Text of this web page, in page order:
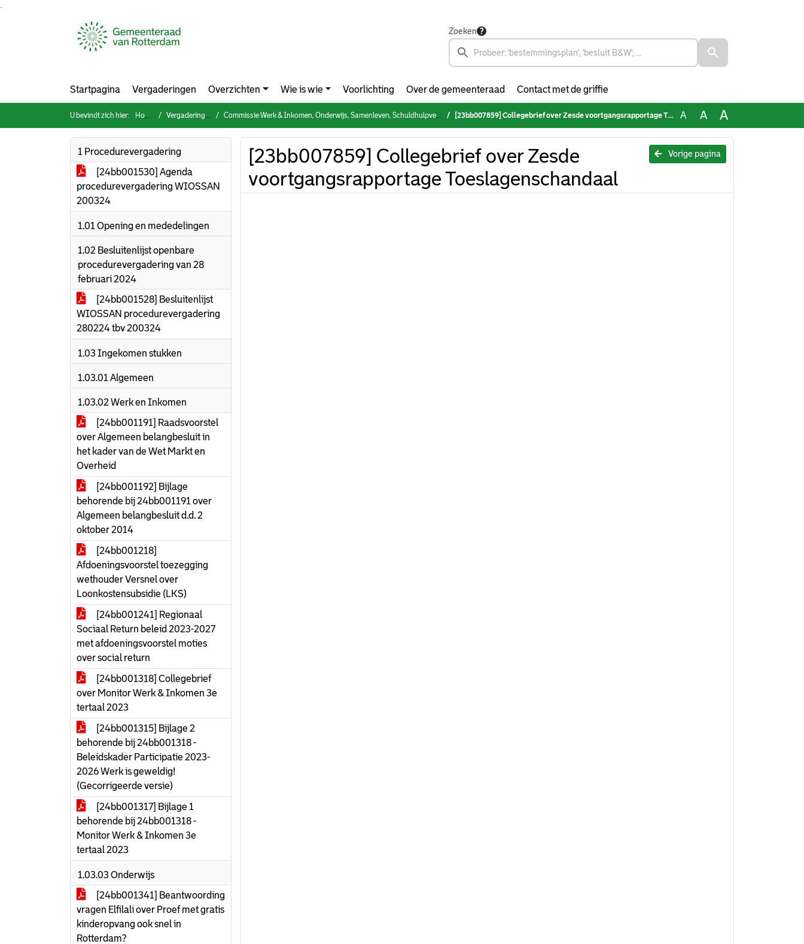
Zoeken
Startpagina Vergaderingen Overzichten Wie is wie Voorlichting Over de gemeenteraad Contact met de griffie
U bevindt zich hier: Home Vergaderingen Commissie Werk & Inkomen, Onderwijs, Samenleven, Schuldhulpverlening & Armoedebestrijding, NPRZ (woensdag 20 maart 2024) [23bb007859] Collegebrief over Zesde voortgangsrapportage Toeslagenschandaal A A A
1 Procedurevergadering
[24bb001530] Agenda
procedurevergadering WIOSSAN
200324
1.01 Opening en mededelingen
1.02 Besluitenlijst openbare
procedurevergadering van 28
februari 2024
[24bb001528] Besluitenlijst
WIOSSAN procedurevergadering
280224 tbv 200324
1.03 Ingekomen stukken
1.03.01 Algemeen
1.03.02 Werk en Inkomen
[24bb001191] Raadsvoorstel
over Algemeen belangbesluit in
het kader van de Wet Markt en
Overheid
[24bb001192] Bijlage
behorende bij 24bb001191 over
Algemeen belangbesluit d.d. 2
oktober 2014
[24bb001218]
Afdoeningsvoorstel toezegging
wethouder Versnel over
Loonkostensubsidie (LKS)
[24bb001241] Regionaal
Sociaal Return beleid 2023-2027
met afdoeningsvoorstel moties
over social return
[24bb001318] Collegebrief
over Monitor Werk & Inkomen 3e
tertaal 2023
[24bb001315] Bijlage 2
behorende bij 24bb001318 -
Beleidskader Participatie 2023-
2026 Werk is geweldig!
(Gecorrigeerde versie)
[24bb001317] Bijlage 1
behorende bij 24bb001318 -
Monitor Werk & Inkomen 3e
tertaal 2023
1.03.03 Onderwijs
[24bb001341] Beantwoording
vragen Elfilali over Proef met gratis
kinderopvang ook snel in
Rotterdam?
Vorige pagina
[23bb007859] Collegebrief over Zesde
voortgangsrapportage Toeslagenschandaal